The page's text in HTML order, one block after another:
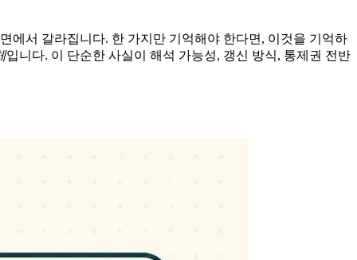
에서 갈라집니다. 한 가지만 기억해야 한다면, 이것을 기억하
입니다. 이 단순한 사실이 해석 가능성, 갱신 방식, 통제권 전반